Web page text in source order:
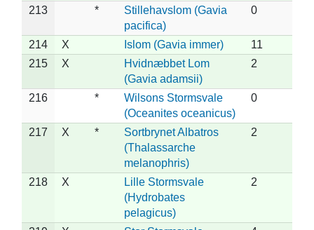
213 *
Stillehavslom (Gavia
pacifica)
0
214 X Islom (Gavia immer)
11
215
X
Hvidnæbbet Lom
(Gavia adamsii)
2
216 *
Wilsons Stormsvale
(Oceanites oceanicus)
0
217 X *
Sortbrynet Albatros
(Thalassarche
melanophris)
2
218 X
Lille Stormsvale
(Hydrobates
pelagicus)
2